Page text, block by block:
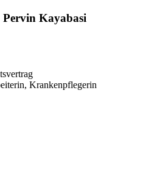
Pervin Kayabasi
Krankenpflegerin